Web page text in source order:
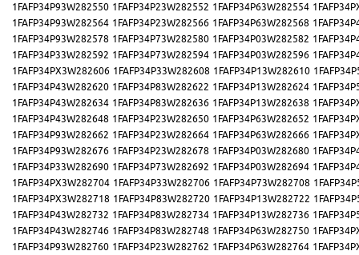
1FAFP34P93W282550 1FAFP34P23W282552 1FAFP34P63W282554
1FAFP34P93W282564 1FAFP34P23W282566 1FAFP34P63W282568
1FAFP34P93W282578 1FAFP34P73W282580 1FAFP34P03W282582
1FAFP34P33W282592 1FAFP34P73W282594 1FAFP34P03W282596
1FAFP34PX3W282606 1FAFP34P33W282608 1FAFP34P13W282610
1FAFP34P43W282620 1FAFP34P83W282622 1FAFP34P13W282624
1FAFP34P43W282634 1FAFP34P83W282636 1FAFP34P13W282638
1FAFP34P43W282648 1FAFP34P23W282650 1FAFP34P63W282652
1FAFP34P93W282662 1FAFP34P23W282664 1FAFP34P63W282666
1FAFP34P93W282676 1FAFP34P23W282678 1FAFP34P03W282680
1FAFP34P33W282690 1FAFP34P73W282692 1FAFP34P03W282694
1FAFP34PX3W282704 1FAFP34P33W282706 1FAFP34P73W282708
1FAFP34PX3W282718 1FAFP34P83W282720 1FAFP34P13W282722
1FAFP34P43W282732 1FAFP34P83W282734 1FAFP34P13W282736
1FAFP34P43W282746 1FAFP34P83W282748 1FAFP34P63W282750
1FAFP34P93W282760 1FAFP34P23W282762 1FAFP34P63W282764